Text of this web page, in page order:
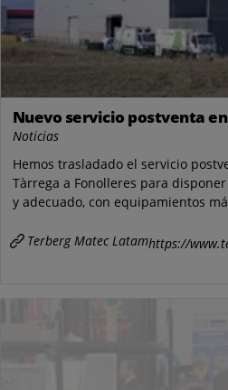
Nuevo servicio postventa
Noticias
Hemos trasladado el servicio
Tàrrega a Fonolleres para
y adecuado, con equipamientos
Terberg Matec Latamhttps://